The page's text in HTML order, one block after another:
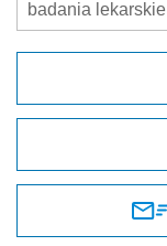
badania lekarskie